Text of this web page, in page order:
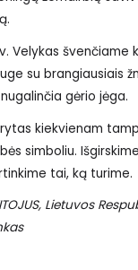
Velykas švenčiame
su brangiausiais
gėrio jėga.
kiekvienam
simboliu.
tai, ką turime.
Lietuvos